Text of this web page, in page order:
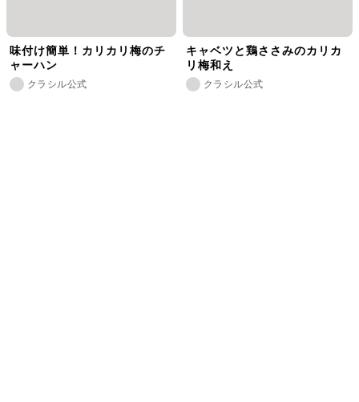
味付け簡単！カリカリ梅のチ
ャーハン
クラシル公式
キャベツと鶏ささみのカリカ
リ梅和え
クラシル公式